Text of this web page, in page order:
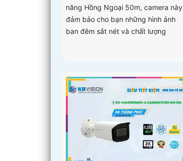
năng Hồng Ngoại 50m, camera này
đảm bảo cho bạn những hình ảnh
ban đêm sắt nét và chất lượng